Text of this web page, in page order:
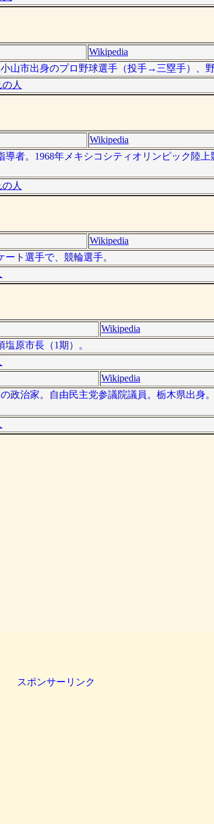
Wikipedia
山市出身のプロ野球選手（投手→三塁手）、野
人
Wikipedia
者。1968年メキシコシティオリンピック陸上
人
Wikipedia
ト選手で、競輪選手。
Wikipedia
原市長（1期）。
Wikipedia
政治家。自由民主党参議院議員。栃木県出身
スポンサーリンク